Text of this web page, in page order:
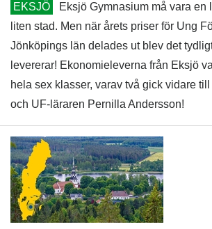
EKSJÖ
Eksjö Gymnasium må vara en
liten stad. Men när årets priser för Ung
Jönköpings län delades ut blev det
levererar! Ekonomieleverna från Eksjö
hela sex klasser, varav två gick vidare
och UF-läraren Pernilla Andersson!